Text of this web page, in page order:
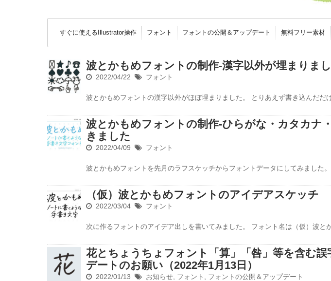
すぐに使えるIllustrator操作 フォント フォントの公開＆アップデート 無料フリー素材
波とかもめフォントの制作-漢字以外が埋まりま
2022/04/22 フォント
波とかもめフォントの漢字以外がほぼ埋まりました。 とりあえず書き込んだだ
波とかもめフォントの制作-ひらがな・カタカナ
きました
2022/04/09 フォント
波とかもめフォントを先月のラフスケッチからフォントデータにしてみました
（仮）波とかもめフォントのアイデアスケッチ
2022/03/04 フォント
次に作るフォントのアイデア出しを書いてみました。 フォント名は（仮）波と
花とちょうちょフォント「算」「咎」等を含む
デートのお願い（2022年1月13日）
2022/01/13 お知らせ フォント フォントの公開＆アップデート